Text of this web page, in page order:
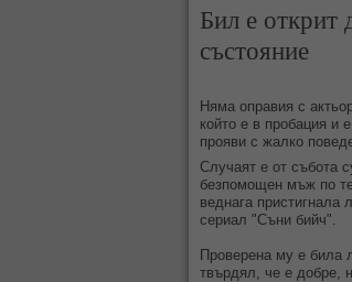
Бил е открит
състояние
Няма оправия с
който е в пробация и
прояви с жалко
Случаят е от събота
безпомощен мъж по
веднага пристигнала
сериал "Съни бийч".
Проверена му е била
твърдял, че е добре,